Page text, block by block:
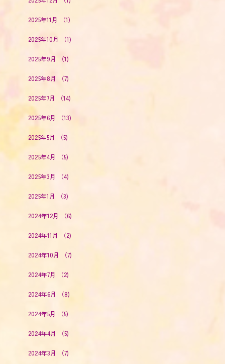
2025年11月 （1)
2025年10月 （1)
2025年9月 （1)
2025年8月 （7)
2025年7月 （14)
2025年6月 （13)
2025年5月 （5)
2025年4月 （5)
2025年3月 （4)
2025年1月 （3)
2024年12月 （6)
2024年11月 （2)
2024年10月 （7)
2024年7月 （2)
2024年6月 （8)
2024年5月 （5)
2024年4月 （5)
2024年3月 （7)